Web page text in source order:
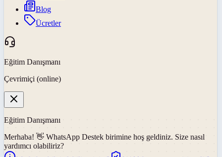
Blog
Ücretler
Eğitim Danışmanı
Çevrimiçi (online)
Eğitim Danışmanı
Merhaba! 👋 WhatsApp Destek birimine hoş geldiniz. Size nasıl
yardımcı olabiliriz?